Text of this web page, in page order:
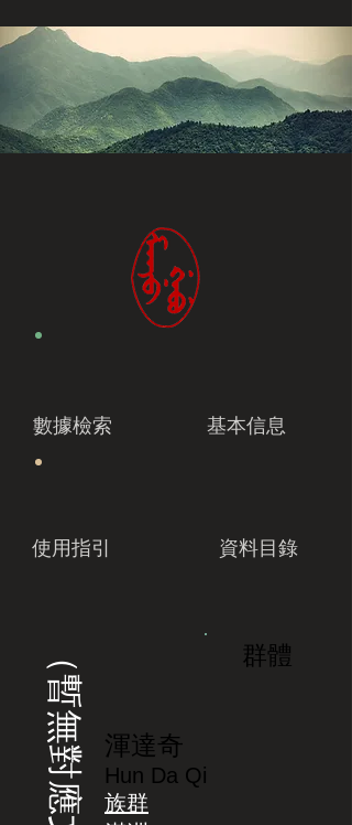
數據檢索 基本信息
使用指引 資料目錄
群體
渾達奇
Hun Da Qi
族群